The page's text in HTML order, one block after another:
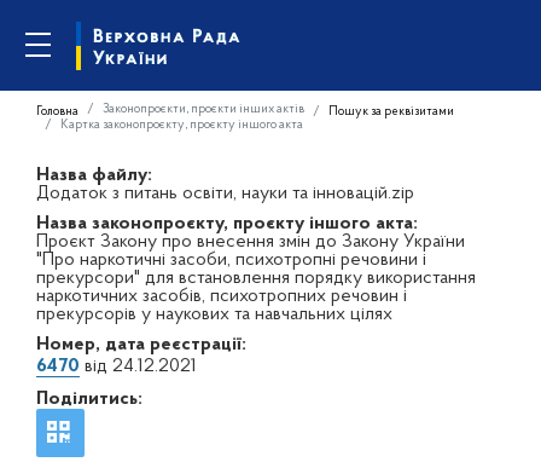
Головна Законопроєкти, проєкти інших актів
Пошук за реквізитами
Картка законопроєкту, проєкту іншого акта
Назва файлу:
Додаток з питань освіти, науки та інновацій.zip
Назва законопроєкту, проєкту іншого акта:
Проєкт Закону про внесення змін до Закону України
"Про наркотичні засоби, психотропні речовини і
прекурсори" для встановлення порядку використання
наркотичних засобів, психотропних речовин і
прекурсорів у наукових та навчальних цілях
Номер, дата реєстрації:
6470 від 24.12.2021
Поділитись: